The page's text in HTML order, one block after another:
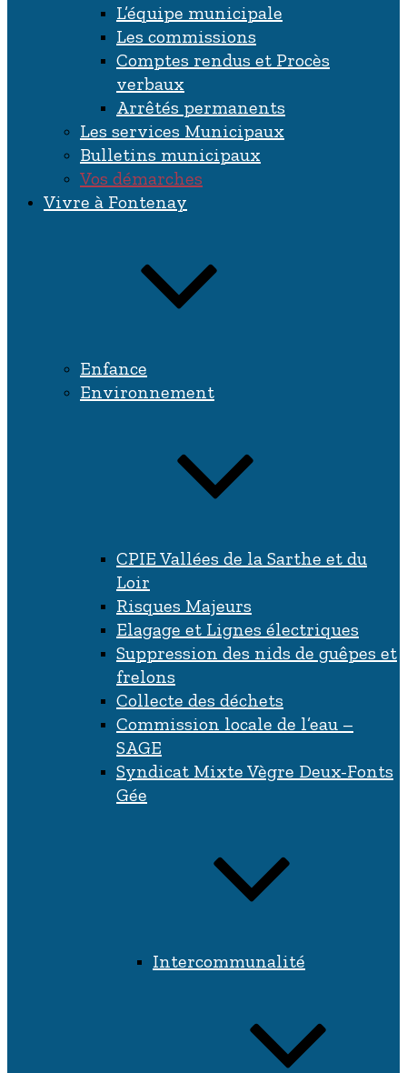
L’équipe municipale
Les commissions
Comptes rendus et Procès
verbaux
Arrêtés permanents
Les services Municipaux
Bulletins municipaux
Vos démarches
Vivre à Fontenay
Enfance
Environnement
CPIE Vallées de la Sarthe et du
Loir
Risques Majeurs
Elagage et Lignes électriques
Suppression des nids de guêpes et
frelons
Collecte des déchets
Commission locale de l’eau –
SAGE
Syndicat Mixte Vègre Deux-Fonts
Gée
Intercommunalité